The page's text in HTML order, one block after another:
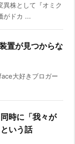
異株として『オミク
がドカ ...
置が見つからな
大好きブロガー
時に「我々が
いう話